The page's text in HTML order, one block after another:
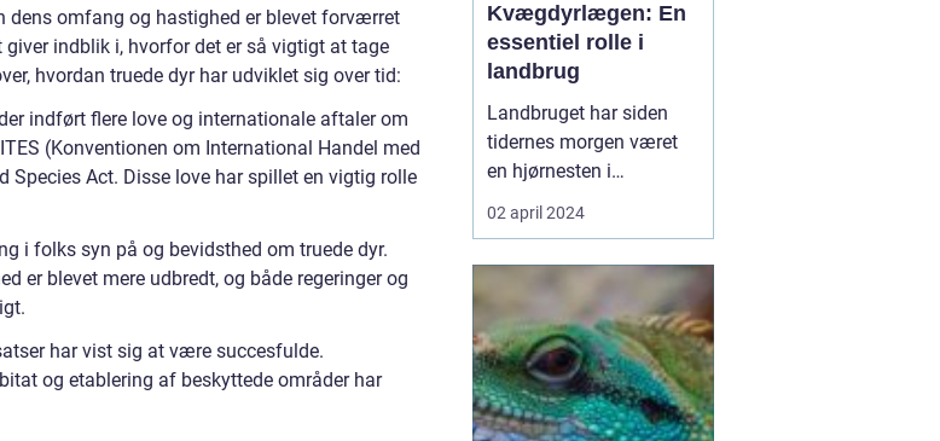
dens omfang og hastighed er blevet forværret
indblik i, hvorfor det er så vigtigt at tage
hvordan truede dyr har udviklet sig over tid:
indført flere love og internationale aftaler om
(Konventionen om International Handel med
Species Act. Disse love har spillet en vigtig rolle
i folks syn på og bevidsthed om truede dyr.
er blevet mere udbredt, og både regeringer og
har vist sig at være succesfulde.
og etablering af beskyttede områder har
Kvægdyrlægen: En
essentiel rolle i
landbrug
Landbruget har siden
tidernes morgen været
en hjørnesten i
samfundet, og en af de
mest vitale aktører i
tvivl kvægdyrlægen.
Disse fagfolk er
essentielle i deres rolle
med at sikre sundhed og
velfærd for et af de mest
udbredte lan...
02 april 2024